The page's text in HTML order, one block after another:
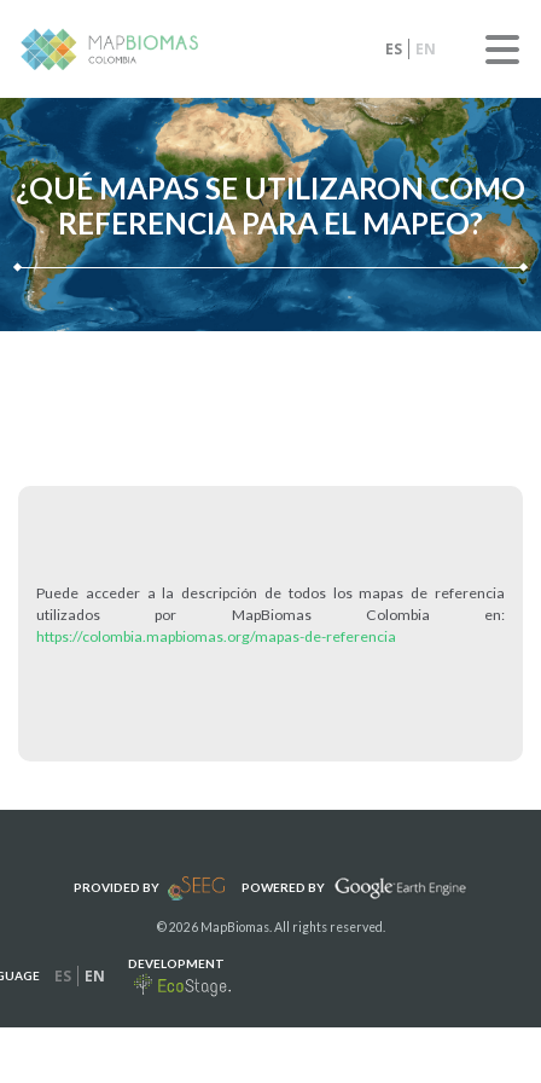
ES EN
¿QUÉ MAPAS SE UTILIZARON COMO
REFERENCIA PARA EL MAPEO?
Puede acceder a la descripción de todos los mapas de referencia
utilizados por MapBiomas Colombia en:
https://colombia.mapbiomas.org/mapas-de-referencia
PROVIDED BY POWERED BY
© 2026 MapBiomas. All rights reserved.
ES EN
DEVELOPMENT